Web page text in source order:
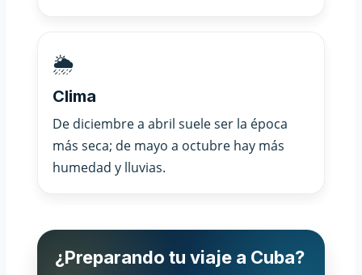
🌦️
Clima
De diciembre a abril suele ser la época
más seca; de mayo a octubre hay más
humedad y lluvias.
¿Preparando tu viaje a Cuba?